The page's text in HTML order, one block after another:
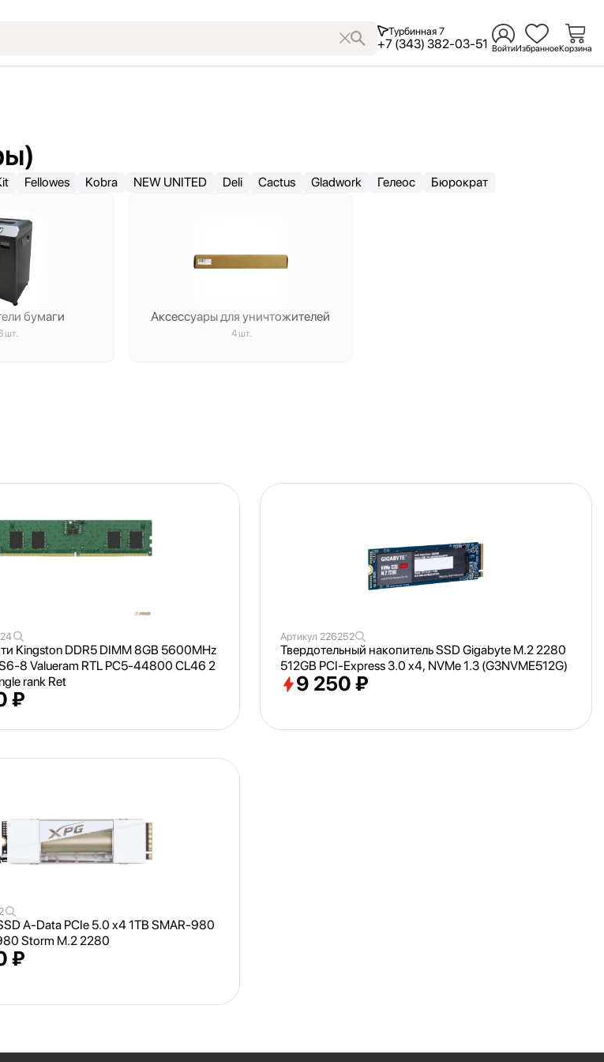
Турбинная 7
+7 (343) 382-03-51 ВойтиИзбранноеКорзина
Fellowes Kobra NEW UNITED Deli Cactus Gladwork Гелеос Бюрократ
бумаги
шт.
Аксессуары для уничтожителей
4 шт.
Kingston DDR5 DIMM 8GB 5600MHz
8 Valueram RTL PC5-44800 CL46 2
rank Ret
₽
Артикул 226252
Твердотельный накопитель SSD Gigabyte M.2 2280
512GB PCI-Express 3.0 x4, NVMe 1.3 (G3NVME512G)
9 250 ₽
A-Data PCIe 5.0 x4 1TB SMAR-980
Storm M.2 2280
₽